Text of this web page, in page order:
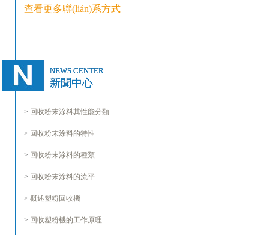
查看更多聯(lián)系方式
NEWS CENTER
新聞中心
> 回收粉末涂料其性能分類
> 回收粉末涂料的特性
> 回收粉末涂料的種類
> 回收粉末涂料的流平
> 概述塑粉回收機
> 回收塑粉機的工作原理